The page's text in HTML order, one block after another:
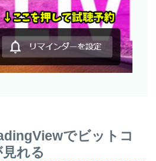
でビットコ
れる